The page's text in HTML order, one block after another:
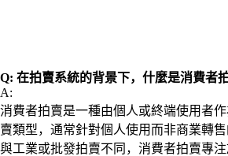
Q: 在拍賣系統的背景下，什麼是消費者拍
A:
消費者拍賣是一種由個人或終端使用者
賣類型，通常針對個人使用而非商業轉售
與工業或批發拍賣不同，消費者拍賣專注